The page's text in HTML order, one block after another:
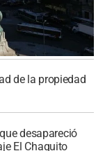
de la propiedad
desapareció
El Chaquito